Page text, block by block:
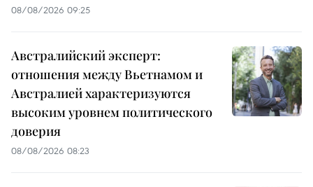
08/08/2026 09:25
Австралийский эксперт:
отношения между Вьетнамом и
Австралией характеризуются
высоким уровнем политического
доверия
08/08/2026 08:23